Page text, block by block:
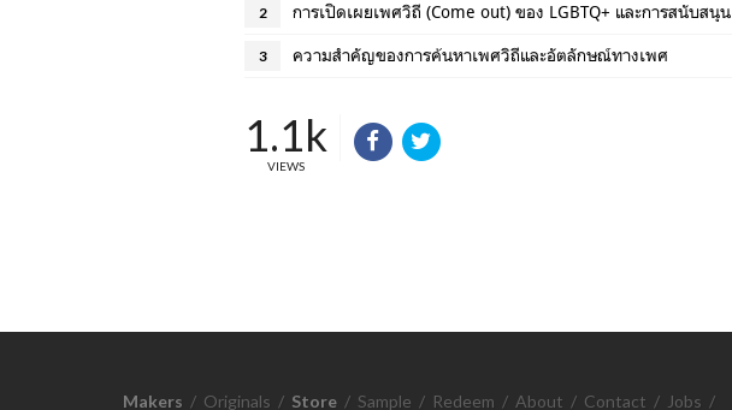
2 การเปิดเผยเพศวิถี (Come out) ของ LGBTQ+ และการสนับสนุน
3 ความสำคัญของการค้นหาเพศวิถีและอัตลักษณ์ทางเพศ
1.1k
VIEWS
Makers / Originals / Store / Sample / Redeem / About / Contact / Jobs /